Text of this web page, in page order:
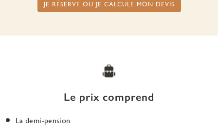
JE RÉSERVE OU JE CALCULE MON DEVIS
Le prix comprend
La demi-pension